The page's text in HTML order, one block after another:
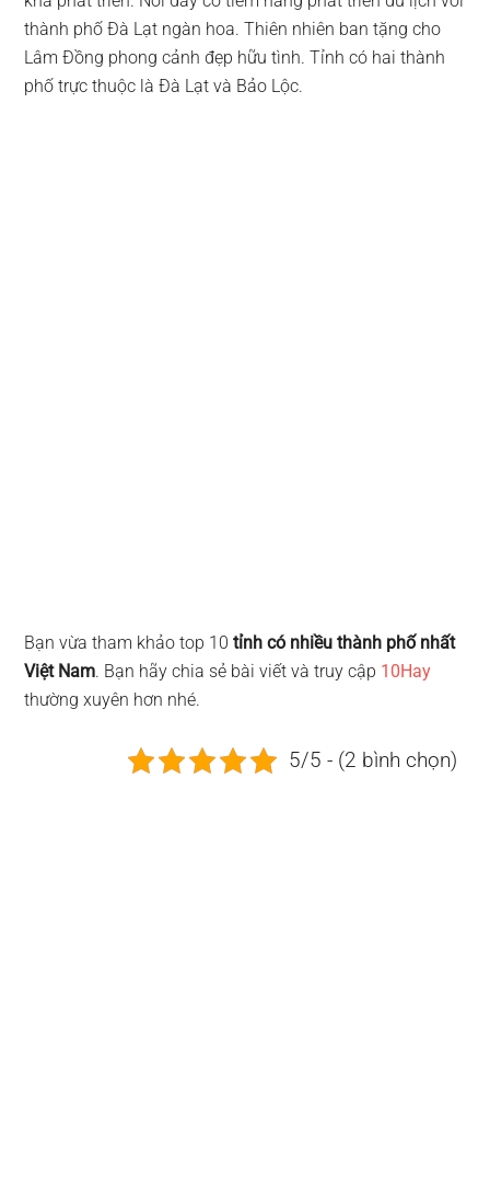
thành phố Đà Lạt ngàn hoa. Thiên nhiên ban tặng cho
Lâm Đồng phong cảnh đẹp hữu tình. Tỉnh có hai thành
phố trực thuộc là Đà Lạt và Bảo Lộc.
Bạn vừa tham khảo top 10tỉnh có nhiều thành phố nhất
Việt Nam. Bạn hãy chia sẻ bài viết và truy cập 10Hay
thường xuyên hơn nhé.
5/5 - (2 bình chọn)